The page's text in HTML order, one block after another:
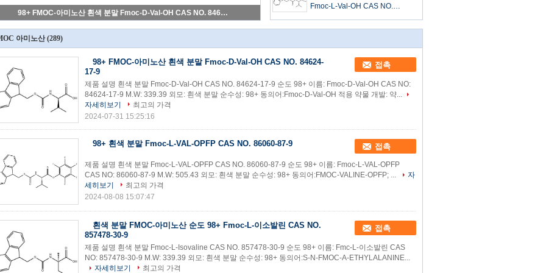
98+ FMOC-아미노산 흰색 분말 Fmoc-D-Val-OH CAS NO. 84624-17-9
Fmoc-L-Val-OH CAS NO.
아미노산 (289)
98+ FMOC-아미노산 흰색 분말 Fmoc-D-Val-OH CAS NO. 84624-
17-9
접촉
제품 설명 흰색 분말 Fmoc-D-Val-OH CAS NO. 84624-17-9 순도 98+ 이름: Fmoc-D-Val-OH CAS NO:
84624-17-9 M.W: 339.39 외모: 흰색 분말 순수성: 98+ 동의어:Fmoc-D-Val-OH 적용 약물 개발: 약...
자세히보기
최고의 가격
2024-07-31 15:25:16
98+ 흰색 분말 Fmoc-L-VAL-OPFP CAS NO. 86060-87-9 접촉
제품 설명 흰색 분말 Fmoc-L-VAL-OPFP CAS NO. 86060-87-9 순도 98+ 이름: Fmoc-L-VAL-OPFP
CAS NO: 86060-87-9 M.W: 505.43 외모: 흰색 분말 순수성: 98+ 동의어:FMOC-VALINE-OPFP; ...
자
세히보기
최고의 가격
2024-08-08 15:07:47
흰색 분말 FMOC-아미노산 순도 98+ Fmoc-L-이소발린 CAS NO.
857478-30-9
접촉
제품 설명 흰색 분말 Fmoc-L-Isovaline CAS NO. 857478-30-9 순도 98+ 이름: Fmc-L-이소발린 CAS
NO: 857478-30-9 M.W: 339.39 외모: 흰색 분말 순수성: 98+ 동의어:S-N-FMOC-Α-ETHYLALANINE...
자세히보기
최고의 가격